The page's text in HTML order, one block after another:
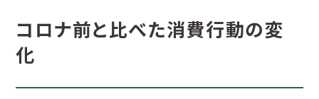
コロナ前と比べた消費行動の変
化